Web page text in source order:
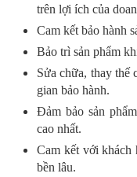
trên lợi ích của
Cam kết bảo hành
Bảo trì sản phẩm
Sửa chữa, thay thế
gian bảo hành.
Đảm bảo sản
cao nhất.
Cam kết với khách
bền lâu.